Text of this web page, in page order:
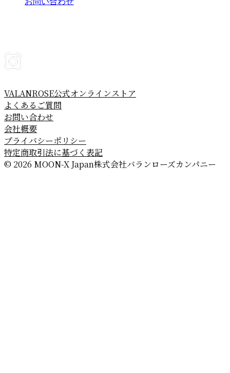
VALANROSE公式オンラインストア
よくあるご質問
お問い合わせ
会社概要
プライバシーポリシー
特定商取引法に基づく表記
© 2026 MOON-X Japan株式会社バランローズカンパニー